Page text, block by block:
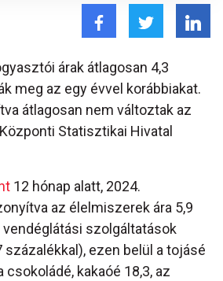
árak átlagosan 4,3
meg az egy évvel korábbiakat.
átlagosan nem változtak az
Statisztikai Hivatal
12 hónap alatt, 2024.
az élelmiszerek ára 5,9
szolgáltatások
százalékkal), ezen belül a tojásé
csokoládé, kakaóé 18,3, az